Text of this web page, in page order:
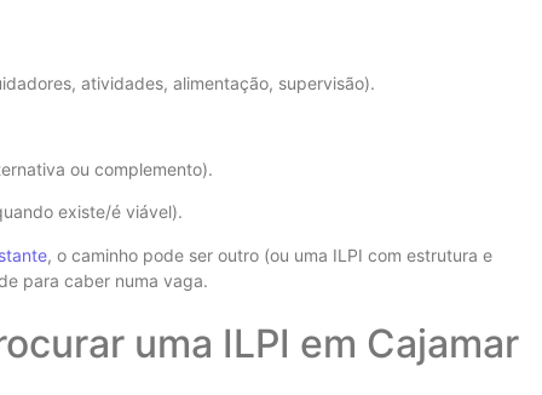
atividades, alimentação, supervisão).
ou complemento).
existe/é viável).
, o caminho pode ser outro (ou uma ILPI com estrutura e
para caber numa vaga.
uma ILPI em Cajamar